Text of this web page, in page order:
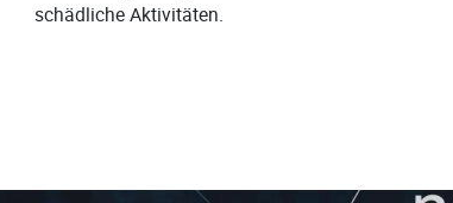
schädliche Aktivitäten.